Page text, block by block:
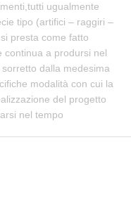
ugualmente
tipo (artifici – raggiri –
presta come fatto
continua a prodursi nel
dalla medesima
modalità con cui la
del progetto
nel tempo